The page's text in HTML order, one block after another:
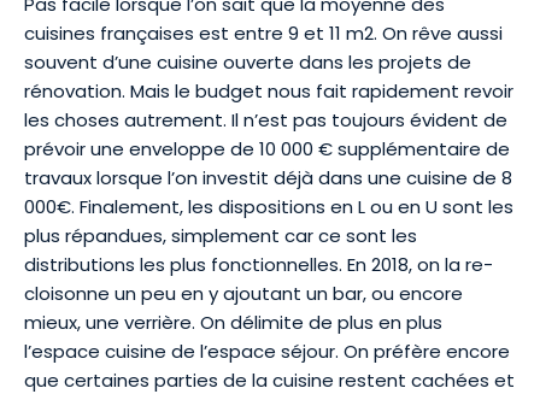
cuisines françaises est entre 9 et 11 m2. On rêve aussi
souvent d’une cuisine ouverte dans les projets de
rénovation. Mais le budget nous fait rapidement revoir
les choses autrement. Il n’est pas toujours évident de
prévoir une enveloppe de 10 000 € supplémentaire de
travaux lorsque l’on investit déjà dans une cuisine de 8
000€. Finalement, les dispositions en L ou en U sont les
plus répandues, simplement car ce sont les
distributions les plus fonctionnelles. En 2018, on la re-
cloisonne un peu en y ajoutant un bar, ou encore
mieux, une verrière. On délimite de plus en plus
l’espace cuisine de l’espace séjour. On préfère encore
que certaines parties de la cuisine restent cachées et